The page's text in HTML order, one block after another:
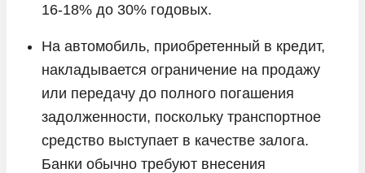
16-18% до 30% годовых.
На автомобиль, приобретенный в кредит,
накладывается ограничение на продажу
или передачу до полного погашения
задолженности, поскольку транспортное
средство выступает в качестве залога.
Банки обычно требуют внесения